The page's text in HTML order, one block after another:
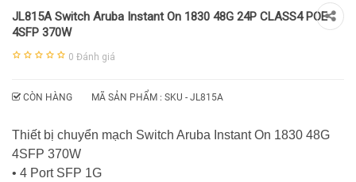
JL815A Switch Aruba Instant On 1830 48G 24P CLASS4 POE
4SFP 370W
0 Đánh giá
CÒN HÀNG MÃ SẢN PHẨM : SKU - JL815A
Thiết bị chuyển mạch Switch Aruba Instant On 1830 48G
4SFP 370W
• 4 Port SFP 1G